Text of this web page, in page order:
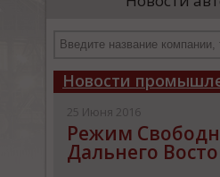
департамента продаж и
Новости
25 Июня 2016
Режим
Дальнего